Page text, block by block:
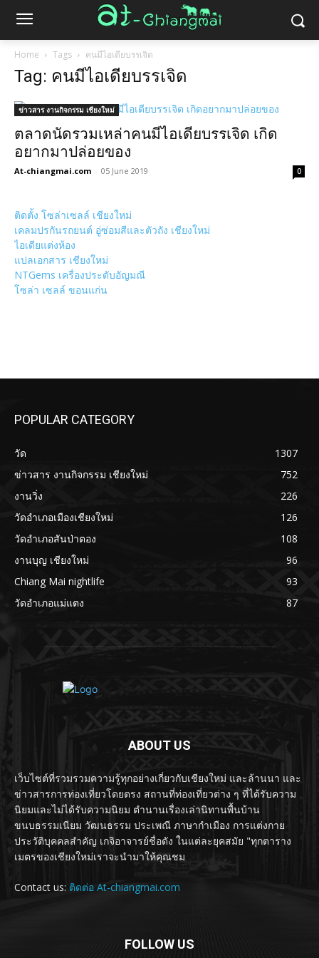
Home Tags คนมีไอเดียบรรเจิด
Tag: คนมีไอเดียบรรเจิด
ข่าวสาร งานกิจกรรม เชียงใหม่
ตลาดนัดรวมเหล่าคนมีไอเดียบรรเจิด เกิด
อยากมาปล่อยของ
At-chiangmai.com - 05 June 2019 0
ติดตั้ง โซล่าเซลล์ เชียงใหม่
เคลมปรกันรถยนต์ อู่ซ่อมสีและตัวถัง เชียงใหม่
ไอเดียแต่งห้อง
แปลเอกสาร เชียงใหม่
NTGems เครื่องประดับอัญมณี
โซล่า เซลล์ ขอนแก่น
POPULAR CATEGORY
วัด
1307
ข่าวสาร งานกิจกรรม เชียงใหม่
752
งานวิ่ง
226
วัดอำเภอเมืองเชียงใหม่
126
วัดอำเภอสันป่าตอง
108
งานบุญ เชียงใหม่
96
Chiang Mai nightlife
93
วัดอำเภอแม่แตง
87
ABOUT US
เว็บไซต์ที่รวมรวมความรู้ทุกอย่างเกี่ยวกับเชียงใหม่ และล้านนา และ
ข่าวสารการท่องเที่ยวโดยตรง สถานที่ท่องเที่ยวต่าง ๆ ที่ได้รับความ
นิยมและไม่ได้รับความนิยม ตำนานเรื่องเล่านิทานพื้นบ้าน
ขนบธรรมเนียม วัฒนธรรม ประเพณี ภาษากำเมือง การแต่งกาย
ประวัติบุคคลสำคัญ เกจิอาจารย์ชื่อดัง ในแต่ละยุคสมัย "ทุกตาราง
เมตรของเชียงใหม่เราจะนำมาให้คุณชม
Contact us: ติดต่อ At-chiangmai.com
FOLLOW US